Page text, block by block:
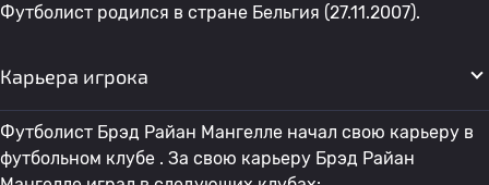
Футболист родился в стране Бельгия (27.11.2007).
Карьера игрока
Футболист Брэд Райан Мангелле начал свою карьеру в
футбольном клубе . За свою карьеру Брэд Райан